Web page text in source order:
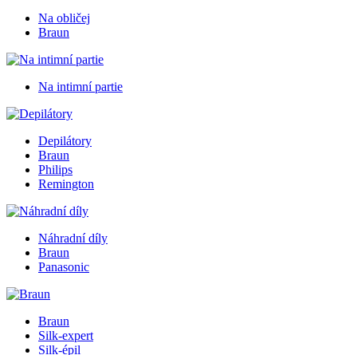
Na obličej
Braun
Na intimní partie
Depilátory
Braun
Philips
Remington
Náhradní díly
Braun
Panasonic
Braun
Silk-expert
Silk-épil